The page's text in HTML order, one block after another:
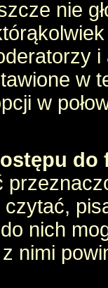
nie
w
w
do
nich
nimi